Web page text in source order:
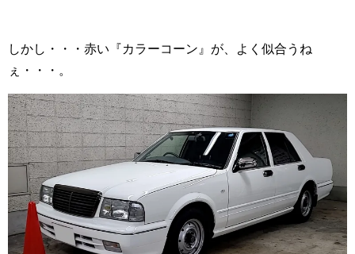
しかし・・・赤い『カラーコーン』が、よく似合うね
ぇ・・・。